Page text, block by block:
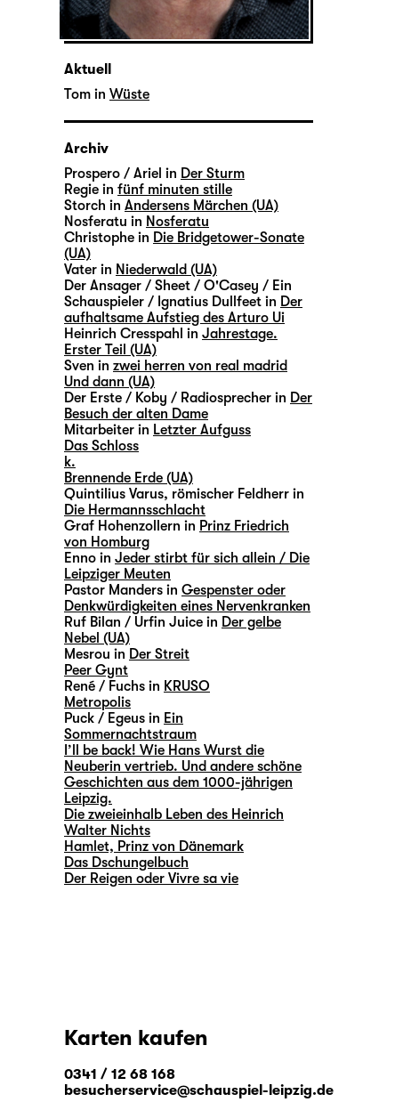
Aktuell
Tom in Wüste
Archiv
Prospero / Ariel in Der Sturm
Regie in fünf minuten stille
Storch in Andersens Märchen (UA)
Nosferatu in Nosferatu
Christophe in Die Bridgetower-Sonate
(UA)
Vater in Niederwald (UA)
Der Ansager / Sheet / O'Casey / Ein
Schauspieler / Ignatius Dullfeet in Der
aufhaltsame Aufstieg des Arturo Ui
Heinrich Cresspahl in Jahrestage.
Erster Teil (UA)
Sven in zwei herren von real madrid
Und dann (UA)
Der Erste / Koby / Radiosprecher in Der
Besuch der alten Dame
Mitarbeiter in Letzter Aufguss
Das Schloss
k.
Brennende Erde (UA)
Quintilius Varus, römischer Feldherr in
Die Hermannsschlacht
Graf Hohenzollern in Prinz Friedrich
von Homburg
Enno in Jeder stirbt für sich allein / Die
Leipziger Meuten
Pastor Manders in Gespenster oder
Denkwürdigkeiten eines Nervenkranken
Ruf Bilan / Urfin Juice in Der gelbe
Nebel (UA)
Mesrou in Der Streit
Peer Gynt
René / Fuchs in KRUSO
Metropolis
Puck / Egeus in Ein
Sommernachtstraum
I’ll be back! Wie Hans Wurst die
Neuberin vertrieb. Und andere schöne
Geschichten aus dem 1000-jährigen
Leipzig.
Die zweieinhalb Leben des Heinrich
Walter Nichts
Hamlet, Prinz von Dänemark
Das Dschungelbuch
Der Reigen oder Vivre sa vie
Karten kaufen
0341 / 12 68 168
besucherservice@schauspiel-leipzig.de